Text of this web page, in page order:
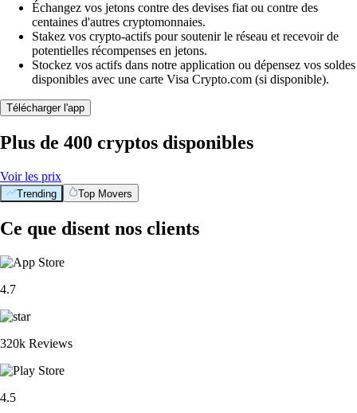
Échangez vos jetons contre des devises fiat ou contre des
centaines d'autres cryptomonnaies.
Stakez vos crypto-actifs pour soutenir le réseau et recevoir de
potentielles récompenses en jetons.
Stockez vos actifs dans notre application ou dépensez vos soldes
disponibles avec une carte Visa Crypto.com (si disponible).
Télécharger l'app
Plus de 400 cryptos disponibles
Voir les prix
Trending Top Movers
Ce que disent nos clients
4.7
320k Reviews
4.5